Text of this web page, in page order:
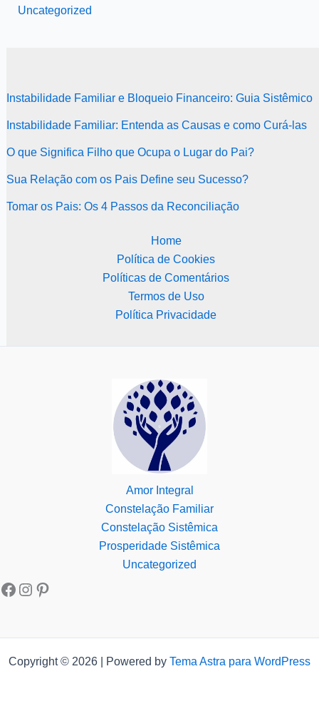
Uncategorized
Instabilidade Familiar e Bloqueio Financeiro: Guia Sistêmico
Instabilidade Familiar: Entenda as Causas e como Curá-las
O que Significa Filho que Ocupa o Lugar do Pai?
Sua Relação com os Pais Define seu Sucesso?
Tomar os Pais: Os 4 Passos da Reconciliação
Home
Política de Cookies
Políticas de Comentários
Termos de Uso
Política Privacidade
Amor Integral
Constelação Familiar
Constelação Sistêmica
Prosperidade Sistêmica
Uncategorized
Copyright © 2026 | Powered by Tema Astra para WordPress